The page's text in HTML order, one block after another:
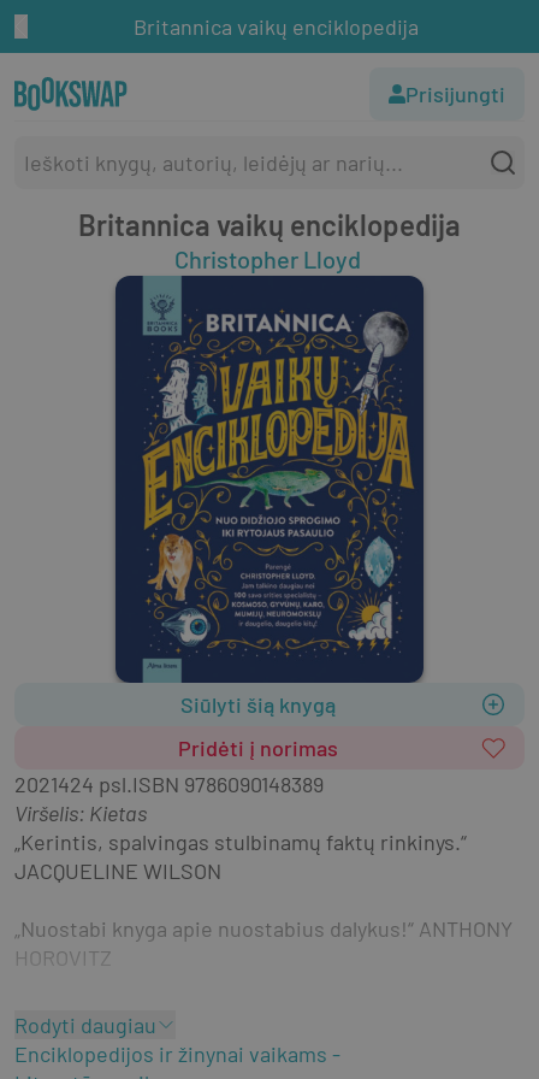
Britannica vaikų enciklopedija
Prisijungti
Britannica vaikų enciklopedija
Christopher Lloyd
Siūlyti šią knygą
Pridėti į norimas
2021424 psl.ISBN 9786090148389
Viršelis: Kietas
„Kerintis, spalvingas stulbinamų faktų rinkinys.“
JACQUELINE WILSON
„Nuostabi knyga apie nuostabius dalykus!“ ANTHONY
HOROVITZ
Įdomiausi faktai, naujausi atradimai ir išradimai,
pasaulio ir civilizacijos istorija bei ateitis –
legendinėje enciklopedijoje „Britannica“ pateikta
Rodyti daugiau
Enciklopedijos ir žinynai vaikams